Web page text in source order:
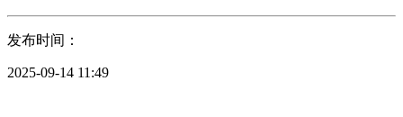
发布时间：
2025-09-14 11:49